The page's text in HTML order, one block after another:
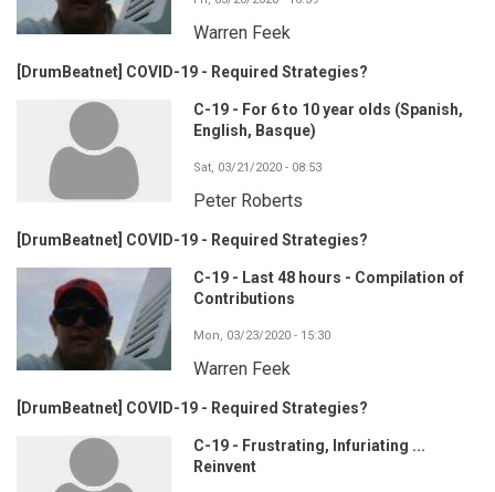
Warren Feek
[DrumBeatnet] COVID-19 - Required Strategies?
C-19 - For 6 to 10 year olds (Spanish,
English, Basque)
Sat, 03/21/2020 - 08:53
Peter Roberts
[DrumBeatnet] COVID-19 - Required Strategies?
C-19 - Last 48 hours - Compilation of
Contributions
Mon, 03/23/2020 - 15:30
Warren Feek
[DrumBeatnet] COVID-19 - Required Strategies?
C-19 - Frustrating, Infuriating ...
Reinvent